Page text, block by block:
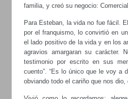
familia, y creó su negocio:
Para Esteban, la vida no fue fácil.
por el franquismo, lo convirtió en
el lado positivo de la vida y en los
agravios amargaran su
testimonio por escrito en sus
cuento”. “Es lo único que le voy a
obviando todo el cariño que nos